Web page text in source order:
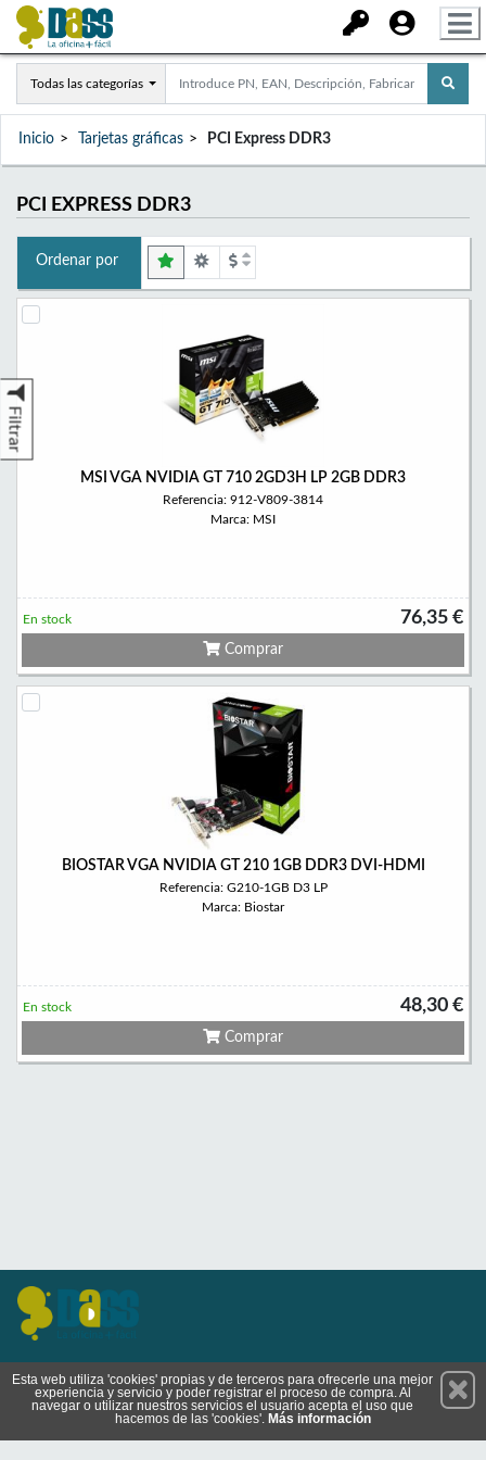
Todas las categorías
Inicio Tarjetas gráficas PCI Express DDR3
PCI EXPRESS DDR3
Filtrar
Ordenar por
MSI VGA NVIDIA GT 710 2GD3H LP 2GB DDR3
Referencia: 912-V809-3814
Marca: MSI
76,35 €
En stock
Comprar
BIOSTAR VGA NVIDIA GT 210 1GB DDR3 DVI-HDMI
Referencia: G210-1GB D3 LP
Marca: Biostar
48,30 €
En stock
Comprar
Suscríbete
Esta web utiliza 'cookies' propias y de terceros para ofrecerle una mejor
experiencia y servicio y poder registrar el proceso de compra. Al
navegar o utilizar nuestros servicios el usuario acepta el uso que
hacemos de las 'cookies'. Más información